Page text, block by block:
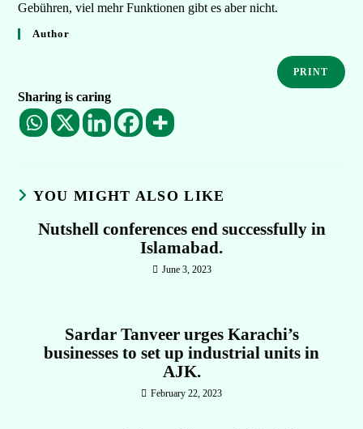
Gebühren, viel mehr Funktionen gibt es aber nicht.
Author
PRINT
Sharing is caring
YOU MIGHT ALSO LIKE
Nutshell conferences end successfully in
Islamabad.
June 3, 2023
Sardar Tanveer urges Karachi’s
businesses to set up industrial units in
AJK.
February 22, 2023